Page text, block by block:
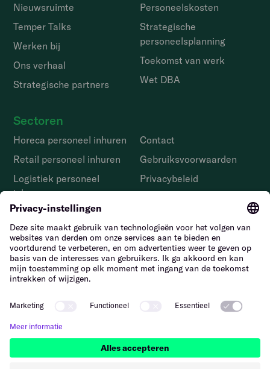
Nieuwsruimte
Temper Talks
Werken bij
Ons verhaal
Strategische partners
Sectoren
Horeca personeel inhuren
Retail personeel inhuren
Logistiek personeel
inhuren
Facilitair personeel
inhuren
Tuinbouw personeel
inhuren
Bouwpersoneel inhuren
Personeelskosten
Strategische
personeelsplanning
Toekomst van werk
Wet DBA
Contact
Gebruiks­voorwaarden
Privacybeleid